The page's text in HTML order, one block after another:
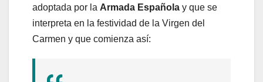
adoptada por la Armada Española y que se
interpreta en la festividad de la Virgen del
Carmen y que comienza así: